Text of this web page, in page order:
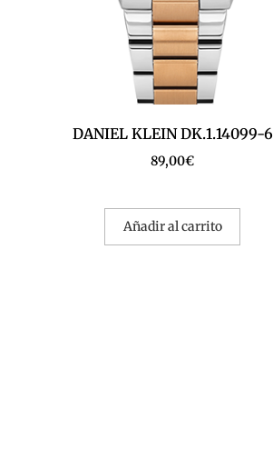
DANIEL KLEIN DK.1.14099-6
89,00€
Añadir al carrito